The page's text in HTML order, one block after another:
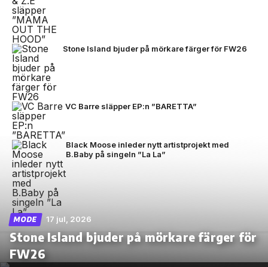
Stone Island bjuder på mörkare färger för FW26
VC Barre släpper EP:n ”BARETTA”
Black Moose inleder nytt artistprojekt med
B.Baby på singeln ”La La”
MODE 17 jul, 2026
Stone Island bjuder på mörkare färger för
FW26